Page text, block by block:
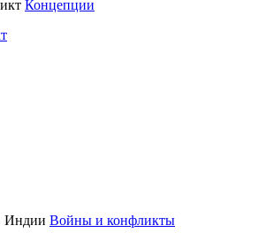
Концепции
Войны и конфликты